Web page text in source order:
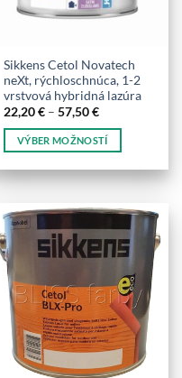
na
Sikkens Cetol Novatech
neXt, rýchloschnúca, 1-2
vrstvová hybridná lazúra
22,20€ – 57,50€Price
22,20 €
through
VÝBER MOŽNOSTÍ
produkt
viacero
variantov.
Možnosti
si
môžete
vybrať
na
stránke
produktu.